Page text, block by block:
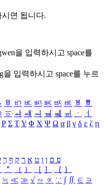
면 됩니다.
을 입력하시고 space를
을 입력하시고 space를 누르
ㅱ ㅲ ㅳ ㅴ ㅵ ㅶ ㅷ ㅸ
ㅹ
ㆆ ㆇ ㆈ ㆉ ㆊ ㆋ ㆌ ㆍ
ㆎ
Ρ Σ ΤΥ Φ Χ Ψ Ω α β γ δ ε ζ η
פ ם ן ו ט א ר ק ף ך
＂ （ ） ［ ］ ｛ ｝
≒ ≪ ≫ √ ∽ ∝ ∵ ∫ ∬ ∈ ∋